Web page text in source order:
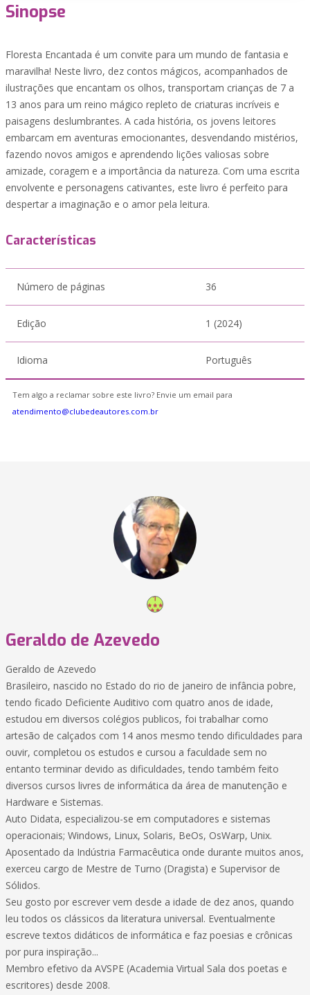
Sinopse
Floresta Encantada é um convite para um mundo de fantasia e
maravilha! Neste livro, dez contos mágicos, acompanhados de
ilustrações que encantam os olhos, transportam crianças de 7 a
13 anos para um reino mágico repleto de criaturas incríveis e
paisagens deslumbrantes. A cada história, os jovens leitores
embarcam em aventuras emocionantes, desvendando mistérios,
fazendo novos amigos e aprendendo lições valiosas sobre
amizade, coragem e a importância da natureza. Com uma escrita
envolvente e personagens cativantes, este livro é perfeito para
despertar a imaginação e o amor pela leitura.
Características
Número de páginas 36
Edição 1 (2024)
Idioma Português
Tem algo a reclamar sobre este livro? Envie um email para
atendimento@clubedeautores.com.br
Geraldo de Azevedo
Geraldo de Azevedo
Brasileiro, nascido no Estado do rio de janeiro de infância pobre,
tendo ficado Deficiente Auditivo com quatro anos de idade,
estudou em diversos colégios publicos, foi trabalhar como
artesão de calçados com 14 anos mesmo tendo dificuldades para
ouvir, completou os estudos e cursou a faculdade sem no
entanto terminar devido as dificuldades, tendo também feito
diversos cursos livres de informática da área de manutenção e
Hardware e Sistemas.
Auto Didata, especializou-se em computadores e sistemas
operacionais; Windows, Linux, Solaris, BeOs, OsWarp, Unix.
Aposentado da Indústria Farmacêutica onde durante muitos anos,
exerceu cargo de Mestre de Turno (Dragista) e Supervisor de
Sólidos.
Seu gosto por escrever vem desde a idade de dez anos, quando
leu todos os clássicos da literatura universal. Eventualmente
escreve textos didáticos de informática e faz poesias e crônicas
por pura inspiração...
Membro efetivo da AVSPE (Academia Virtual Sala dos poetas e
escritores) desde 2008.